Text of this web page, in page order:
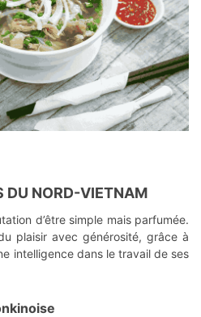
DU NORD-VIETNAM
d’être simple mais parfumée.
plaisir avec générosité, grâce à
intelligence dans le travail de ses